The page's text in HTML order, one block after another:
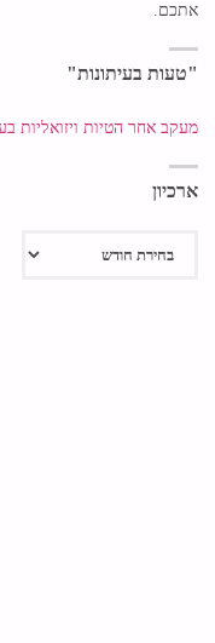
אתכם.
"טעות בעיתונות"
מעקב אחר הטיות ויזואליות
ארכיון